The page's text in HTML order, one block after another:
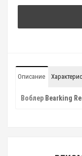
Описание
Воблер Bearking